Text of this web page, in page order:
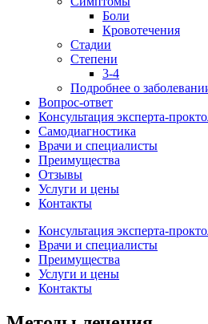
Боли
Кровотечения
Стадии
Степени
3-4
Подробнее о
Вопрос-ответ
Консультация эксперта-
Самодиагностика
Врачи и специалисты
Преимущества
Отзывы
Услуги и цены
Контакты
Консультация эксперта-
Врачи и специалисты
Преимущества
Услуги и цены
Контакты